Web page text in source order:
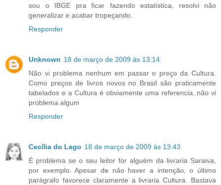
sou o IBGE pra ficar fazendo estatística, resolvi não
generalizar e acabar tropeçando.
Responder
Unknown 18 de março de 2009 às 13:14
Não vi problema nenhum em passar o preço da Cultura.
Como preços de livros novos no Brasil são praticamente
tabelados e a Cultura é obviamente uma referencia..não vi
problema algum
Responder
Cecília do Lago 18 de março de 2009 às 13:43
É problema se o seu leitor for alguém da livraria Saraiva,
por exemplo. Apesar de não haver a intenção, o último
parágrafo favorece claramente a livraria Cultura. Bastava